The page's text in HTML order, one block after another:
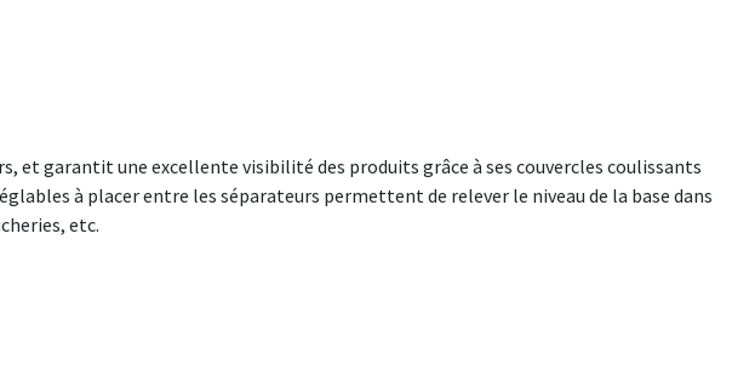
et garantit une excellente visibilité des produits grâce à ses couvercles coulissants
à placer entre les séparateurs permettent de relever le niveau de la base dans
etc.